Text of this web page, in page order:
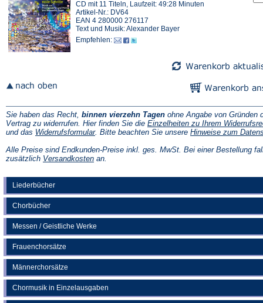
Liederbücher
Chorbücher
Messen / Geistliche Werke
Frauenchorsätze
Männerchorsätze
Chormusik in Einzelausgaben
CD mit 11 Titeln, Laufzeit: 49:28 Minuten
Artikel-Nr.: DV64
EAN 4 280000 276117
Text und Musik: Alexander Bayer
Empfehlen:
Sie haben das Recht, binnen vierzehn Tagen ohne Angabe von Gründen
Vertrag zu widerrufen. Hier finden Sie die Einzelheiten zu Ihrem
und das Widerrufsformular(Öffnet
einem
neuen
. Bitte beachten Sie unsere Hinweise zum
Alle Preise sind Endkunden-Preise inkl. ges. MwSt. Bei einer Bestellung
zusätzlich Versandkosten(Öffnet
an.